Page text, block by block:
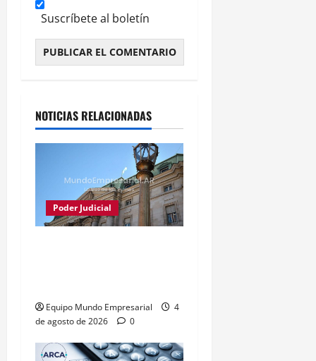
Suscríbete al boletín
NOTICIAS RELACIONADAS
Poder Judicial
Equipo Mundo Empresarial
4
de agosto de 2026
0